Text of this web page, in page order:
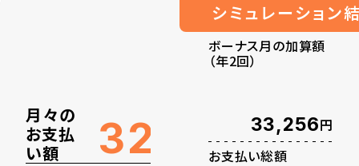
シミュレーション
月々の
お支払
い額
32
ボーナス月の加算額
（年2回）
33,256円
お支払い総額